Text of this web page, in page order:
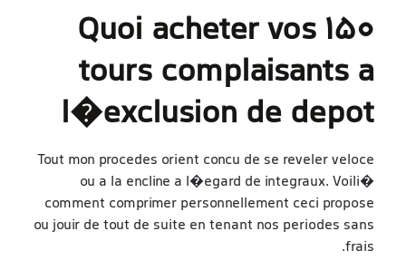
Quoi acheter vos 150
tours complaisants a
l�exclusion de depot
Tout mon procedes orient concu de se reveler veloce
ou a la encline a l�egard de integraux. Voili�
comment comprimer personnellement ceci propose
ou jouir de tout de suite en tenant nos periodes sans
frais.